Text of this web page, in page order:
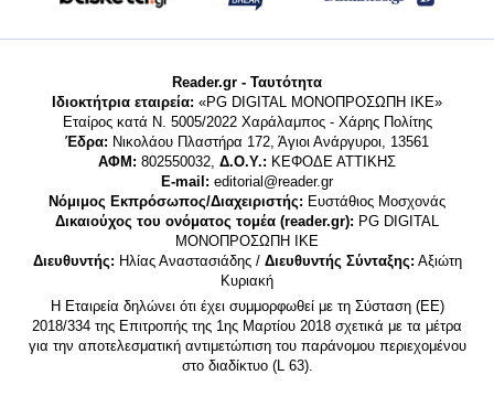
Reader.gr - Ταυτότητα
Ιδιοκτήτρια εταιρεία: «PG DIGITAL MONΟΠΡΟΣΩΠΗ ΙΚΕ»
Εταίρος κατά Ν. 5005/2022 Χαράλαμπος - Χάρης Πολίτης
Έδρα: Νικολάου Πλαστήρα 172, Άγιοι Ανάργυροι, 13561
ΑΦΜ: 802550032, Δ.Ο.Υ.: ΚΕΦΟΔΕ ΑΤΤΙΚΗΣ
E-mail: editorial@reader.gr
Νόμιμος Εκπρόσωπος/Διαχειριστής: Ευστάθιος Μοσχονάς
Δικαιούχος του ονόματος τομέα (reader.gr): PG DIGITAL
MONΟΠΡΟΣΩΠΗ ΙΚΕ
Διευθυντής: Ηλίας Αναστασιάδης / Διευθυντής Σύνταξης: Αξιώτη
Κυριακή
Η Εταιρεία δηλώνει ότι έχει συμμορφωθεί με τη Σύσταση (ΕΕ)
2018/334 της Επιτροπής της 1ης Μαρτίου 2018 σχετικά με τα μέτρα
για την αποτελεσματική αντιμετώπιση του παράνομου περιεχομένου
στο διαδίκτυο (L 63).